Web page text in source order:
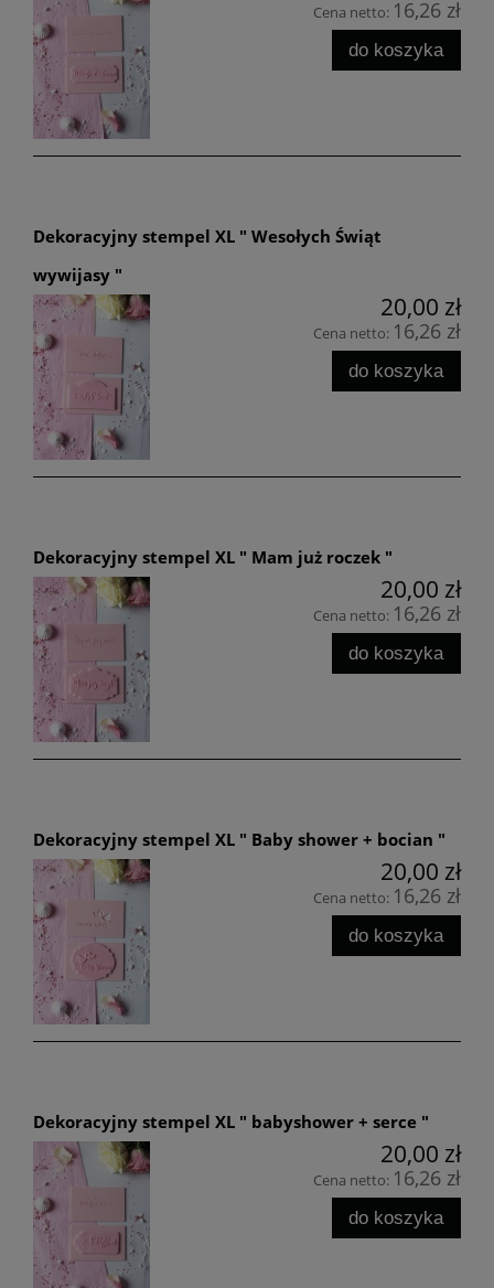
Cena netto: 16,26 zł
do koszyka
Dekoracyjny stempel XL " Wesołych Świąt
wywijasy "
20,00 zł
Cena netto: 16,26 zł
do koszyka
Dekoracyjny stempel XL " Mam już roczek "
20,00 zł
Cena netto: 16,26 zł
do koszyka
Dekoracyjny stempel XL " Baby shower + bocian "
20,00 zł
Cena netto: 16,26 zł
do koszyka
Dekoracyjny stempel XL " babyshower + serce "
20,00 zł
Cena netto: 16,26 zł
do koszyka